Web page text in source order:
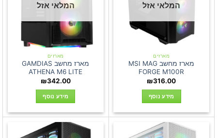
המלאי אזל
מארזים
מארז מחשב MSI MAG
FORGE M100R
₪316.00
מידע נוסף
המלאי אזל
מארזים
מארז מחשב GAMDIAS
ATHENA M6 LITE
₪342.00
מידע נוסף